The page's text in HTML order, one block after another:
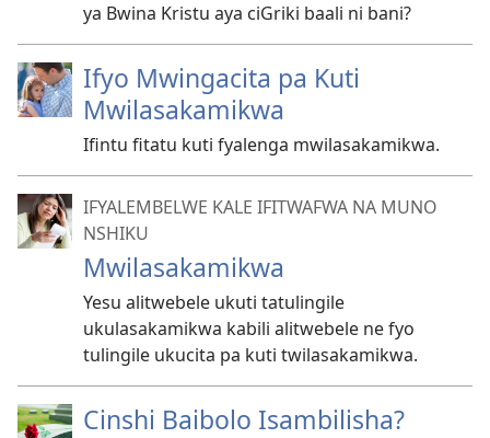
ya Bwina Kristu aya ciGriki baali ni bani?
Ifyo Mwingacita pa Kuti
Mwilasakamikwa
Ifintu fitatu kuti fyalenga mwilasakamikwa.
IFYALEMBELWE KALE IFITWAFWA NA MUNO
NSHIKU
Mwilasakamikwa
Yesu alitwebele ukuti tatulingile
ukulasakamikwa kabili alitwebele ne fyo
tulingile ukucita pa kuti twilasakamikwa.
Cinshi Baibolo Isambilisha?